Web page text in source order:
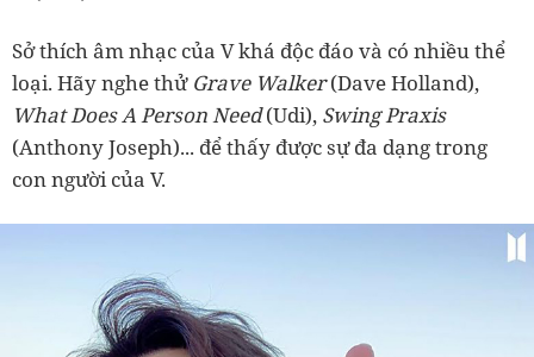
Sở thích âm nhạc của V khá độc đáo và có nhiều thể
loại. Hãy nghe thử Grave Walker(Dave Holland),
What Does A Person Need(Udi), Swing Praxis
(Anthony Joseph)... để thấy được sự đa dạng trong
con người của V.